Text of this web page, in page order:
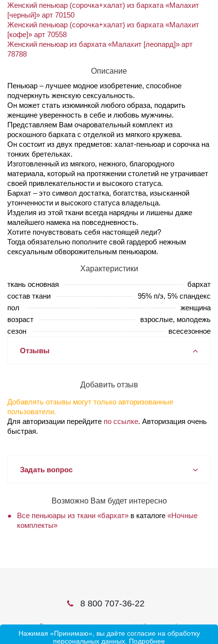
Женский пеньюар (сорочка+халат) из бархата «Малахит
[черный]» арт 70150
Женский пеньюар (сорочка+халат) из бархата «Малахит
[кофе]» арт 70558
Женский пеньюар из бархата «Малахит [леопард]» арт
78788
Описание
Пеньюар – лучшее модное изобретение, способное
подчеркнуть женскую сексуальность.
Он может стать изюминкой любого образа, подарить
женщине уверенность в себе и любовь мужчины.
Представляем Вам очаровательный комплект из
роскошного бархата с отделкой из мягкого кружева.
Он состоит из двух предметов: халат-пеньюар и сорочка на
тонких бретельках.
Изготовленный из мягкого, нежного, благородного
материала, который на протяжении столетий не утрачивает
своей привлекательности и высокого статуса.
Бархат – это символ достатка, богатства, изысканной
утонченности и высокого статуса владельца.
Изделия из этой ткани всегда нарядны и лишены даже
малейшего намека на повседневность.
Хотите почувствовать себя настоящей леди?
Тогда обязательно пополните свой гардероб нежным
сексуальным обворожительным пеньюаром.
Характеристики
ткань основная
бархат
состав ткани
95% п/э, 5% спандекс
пол
женщина
возраст
взрослые, молодежь
сезон
всесезонное
Отзывы
Добавить отзыв
Добавлять отзывы могут только авторизованные
пользователи.
Для авторизации перейдите по ссылке. Авторизация очень
быстрая.
Задать вопрос
Возможно Вам будет интересно
Все пеньюары из ткани «бархат» в каталоге «Ночные
комплекты»
8 800 707-36-22
В соцсетях ищите нас по слову ivtrf или ивтрф
Нажимая «Принимаю», вы даёте согласие на обработку
персональных данных. Подробнее